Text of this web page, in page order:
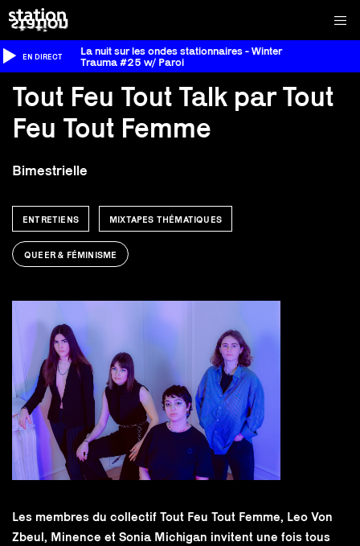
EN DIRECT
La nuit sur les ondes stationnaires - Winter
Trauma #25 w/ Paroi
Tout Feu Tout Talk par Tout
Feu Tout Femme
Bimestrielle
ENTRETIENS MIXTAPES THÉMATIQUES
QUEER & FÉMINISME
Les membres du collectif Tout Feu Tout Femme, Leo Von
Zbeul, Minence et Sonia Michigan invitent une fois tous